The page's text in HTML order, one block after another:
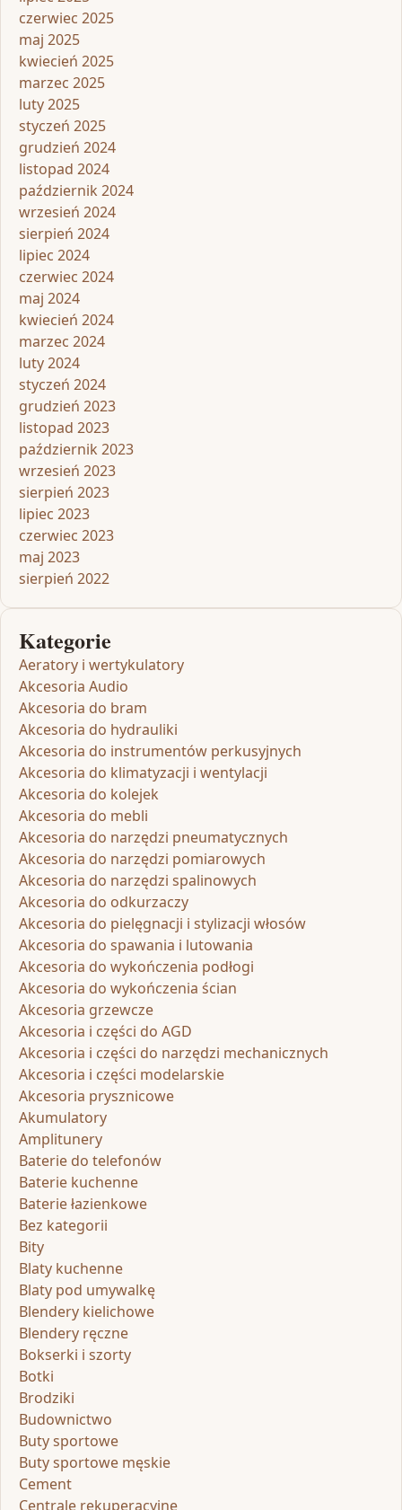
czerwiec 2025
maj 2025
kwiecień 2025
marzec 2025
luty 2025
styczeń 2025
grudzień 2024
listopad 2024
październik 2024
wrzesień 2024
sierpień 2024
lipiec 2024
czerwiec 2024
maj 2024
kwiecień 2024
marzec 2024
luty 2024
styczeń 2024
grudzień 2023
listopad 2023
październik 2023
wrzesień 2023
sierpień 2023
lipiec 2023
czerwiec 2023
maj 2023
sierpień 2022
Kategorie
Aeratory i wertykulatory
Akcesoria Audio
Akcesoria do bram
Akcesoria do hydrauliki
Akcesoria do instrumentów perkusyjnych
Akcesoria do klimatyzacji i wentylacji
Akcesoria do kolejek
Akcesoria do mebli
Akcesoria do narzędzi pneumatycznych
Akcesoria do narzędzi pomiarowych
Akcesoria do narzędzi spalinowych
Akcesoria do odkurzaczy
Akcesoria do pielęgnacji i stylizacji włosów
Akcesoria do spawania i lutowania
Akcesoria do wykończenia podłogi
Akcesoria do wykończenia ścian
Akcesoria grzewcze
Akcesoria i części do AGD
Akcesoria i części do narzędzi mechanicznych
Akcesoria i części modelarskie
Akcesoria prysznicowe
Akumulatory
Amplitunery
Baterie do telefonów
Baterie kuchenne
Baterie łazienkowe
Bez kategorii
Bity
Blaty kuchenne
Blaty pod umywalkę
Blendery kielichowe
Blendery ręczne
Bokserki i szorty
Botki
Brodziki
Budownictwo
Buty sportowe
Buty sportowe męskie
Cement
Centrale rekuperacyjne